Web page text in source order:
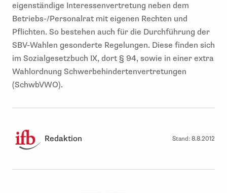
eigenständige Interessenvertretung neben dem
Betriebs-/Personalrat mit eigenen Rechten und
Pflichten. So bestehen auch für die Durchführung der
SBV-Wahlen gesonderte Regelungen. Diese finden sich
im Sozialgesetzbuch IX, dort § 94, sowie in einer extra
Wahlordnung Schwerbehindertenvertretungen
(SchwbVWO).
Redaktion Stand: 8.8.2012